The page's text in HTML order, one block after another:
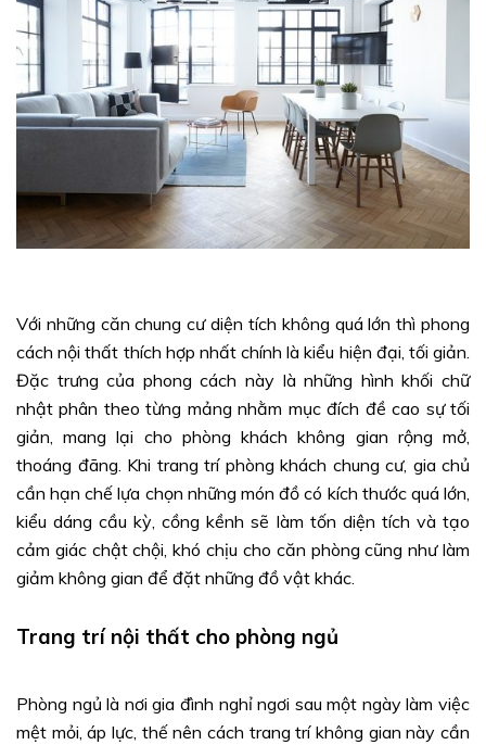
Với những căn chung cư diện tích không quá lớn thì phong
cách nội thất thích hợp nhất chính là kiểu hiện đại, tối giản.
Đặc trưng của phong cách này là những hình khối chữ
nhật phân theo từng mảng nhằm mục đích đề cao sự tối
giản, mang lại cho phòng khách không gian rộng mở,
thoáng đãng. Khi trang trí phòng khách chung cư, gia chủ
cần hạn chế lựa chọn những món đồ có kích thước quá lớn,
kiểu dáng cầu kỳ, cồng kềnh sẽ làm tốn diện tích và tạo
cảm giác chật chội, khó chịu cho căn phòng cũng như làm
giảm không gian để đặt những đồ vật khác.
Trang trí nội thất cho phòng ngủ
Phòng ngủ là nơi gia đình nghỉ ngơi sau một ngày làm việc
mệt mỏi, áp lực, thế nên cách trang trí không gian này cần